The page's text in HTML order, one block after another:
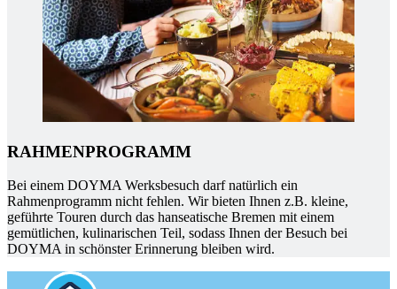
RAHMENPROGRAMM
Bei einem DOYMA Werksbesuch darf natürlich ein
Rahmenprogramm nicht fehlen. Wir bieten Ihnen z.B. kleine,
geführte Touren durch das hanseatische Bremen mit einem
gemütlichen, kulinarischen Teil, sodass Ihnen der Besuch bei
DOYMA in schönster Erinnerung bleiben wird.